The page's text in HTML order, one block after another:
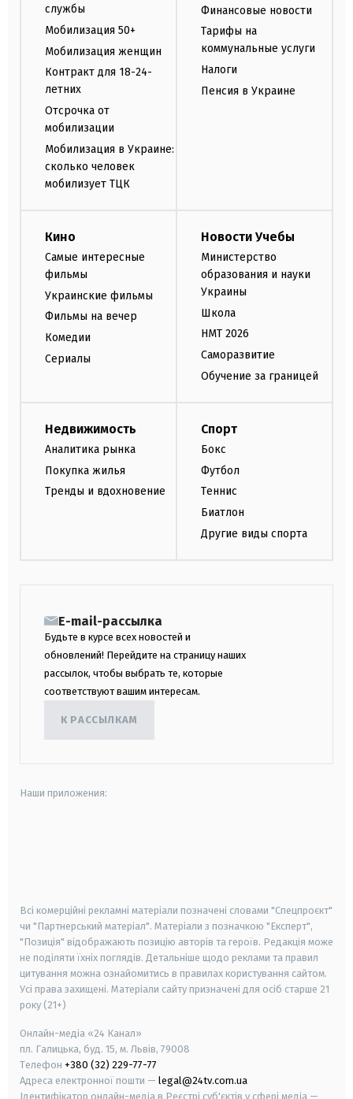
службы
Мобилизация 50+
Мобилизация женщин
Контракт для 18-24-
летних
Отсрочка от
мобилизации
Мобилизация в Украине:
сколько человек
мобилизует ТЦК
Финансовые новости
Тарифы на
коммунальные услуги
Налоги
Пенсия в Украине
Кино
Самые интересные
фильмы
Украинские фильмы
Фильмы на вечер
Комедии
Сериалы
Новости Учебы
Министерство
образования и науки
Украины
Школа
НМТ 2026
Саморазвитие
Обучение за границей
Недвижимость
Аналитика рынка
Покупка жилья
Тренды и вдохновение
Спорт
Бокс
Футбол
Теннис
Биатлон
Другие виды спорта
E-mail-рассылка
Будьте в курсе всех новостей и
обновлений! Перейдите на страницу наших
рассылок, чтобы выбрать те, которые
соответствуют вашим интересам.
К РАССЫЛКАМ
Наши приложения:
Всі комерційні рекламні матеріали позначені словами "Спецпроєкт"
чи "Партнерський матеріал". Матеріали з позначкою "Експерт",
"Позиція" відображають позицію авторів та героїв. Редакція може
не поділяти їхніх поглядів. Детальніше щодо реклами та правил
цитування можна ознайомитись в правилах користування сайтом.
Усі права захищені. Матеріали сайту призначені для осіб старше 21
року (21+)
Онлайн-медіа «24 Канал»
пл. Галицька, буд. 15, м. Львів, 79008
Телефон +380 (32) 229-77-77
Адреса електронної пошти — legal@24tv.com.ua
Ідентифікатор онлайн-медіа в Реєстрі суб'єктів у сфері медіа —